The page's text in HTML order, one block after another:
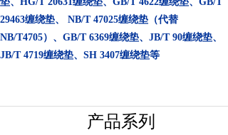
29463缠绕垫、
NB/T 47025缠绕垫（代替
NB/T4705）、 GB/T 6369缠绕垫、 JB/T 90缠绕垫、
JB/T 4719缠绕垫、SH 3407缠绕垫等
产品系列